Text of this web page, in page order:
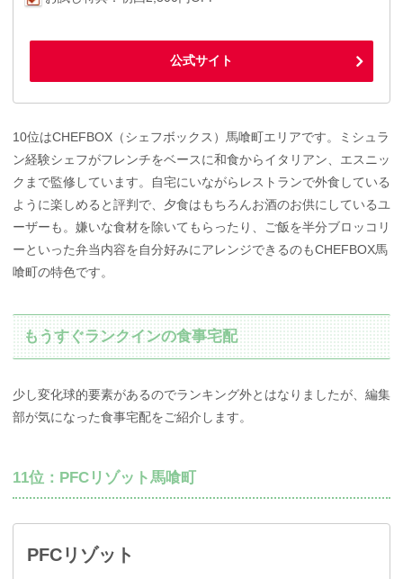
公式サイト
10位はCHEFBOX（シェフボックス）馬喰町エリアです。ミシュラ
ン経験シェフがフレンチをベースに和食からイタリアン、エスニッ
クまで監修しています。自宅にいながらレストランで外食している
ように楽しめると評判で、夕食はもちろんお酒のお供にしているユ
ーザーも。嫌いな食材を除いてもらったり、ご飯を半分ブロッコリ
ーといった弁当内容を自分好みにアレンジできるのもCHEFBOX馬
喰町の特色です。
もうすぐランクインの食事宅配
少し変化球的要素があるのでランキング外とはなりましたが、編集
部が気になった食事宅配をご紹介します。
11位：PFCリゾット馬喰町
PFCリゾット